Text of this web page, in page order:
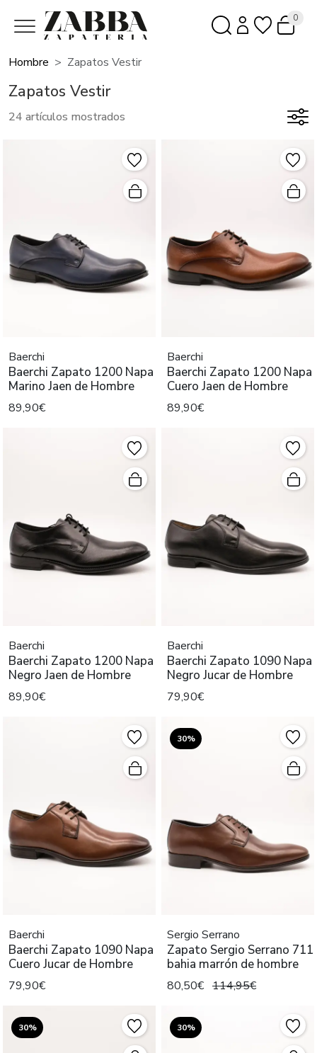
0
Hombre Zapatos Vestir
Zapatos Vestir
24 artículos mostrados
Baerchi
Baerchi Zapato 1200 Napa
Marino Jaen de Hombre
89,90€
Baerchi
Baerchi Zapato 1200 Napa
Cuero Jaen de Hombre
89,90€
Baerchi
Baerchi Zapato 1200 Napa
Negro Jaen de Hombre
89,90€
Baerchi
Baerchi Zapato 1090 Napa
Negro Jucar de Hombre
79,90€
Baerchi
Baerchi Zapato 1090 Napa
Cuero Jucar de Hombre
79,90€
30%
Sergio Serrano
Zapato Sergio Serrano 711
bahia marrón de hombre
80,50€ 114,95€
30% 30%